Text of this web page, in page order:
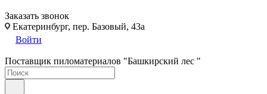
Заказать звонок
Екатеринбург, пер. Базовый, 43а
Войти
Поставщик пиломатериалов "Башкирский лес "